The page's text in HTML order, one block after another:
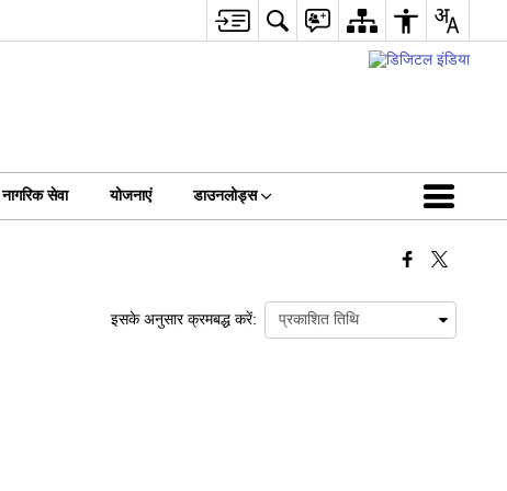
नागरिक सेवा योजनाएं डाउनलोड्स
इसके अनुसार क्रमबद्ध करें: